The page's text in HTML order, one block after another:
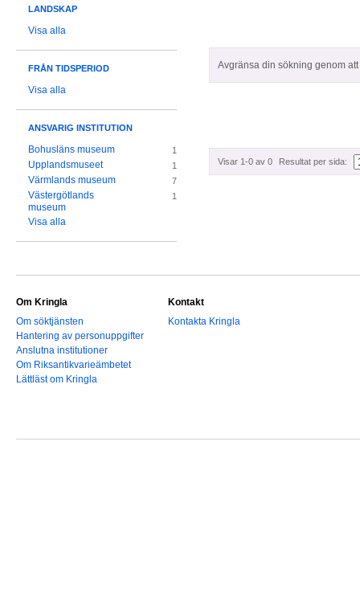
Avgränsa din sökning genom
Visar 1-0 av 0 Resultat per sida:
LANDSKAP
Visa alla
FRÅN TIDSPERIOD
Visa alla
ANSVARIG INSTITUTION
Bohusläns museum 1
Upplandsmuseet 1
Värmlands museum 7
Västergötlands
museum
1
Visa alla
Om Kringla
Om söktjänsten
Hantering av personuppgifter
Anslutna institutioner
Om Riksantikvarieämbetet
Lättläst om Kringla
Kontakt
Kontakta Kringla